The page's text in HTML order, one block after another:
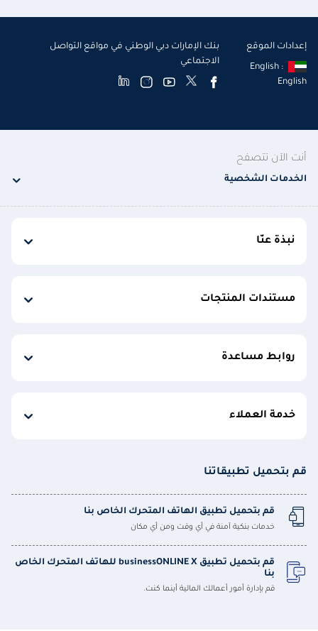
إعدادات الموقع
English :
English
بنك الإمارات دبي الوطني في مواقع التواصل
الاجتماعي
أنت الآن تتصفح
الخدمات الشخصية
نبذة عنّا
مستندات المنتجات
روابط مساعدة
خدمة العملاء
قم بتحميل تطبيقاتنا
قم بتحميل تطبيق الهاتف المتحرك الخاص بنا
خدمات بنكية آمنة في أي وقت ومن أي مكان
قم بتحميل تطبيق businessONLINE X للهاتف المتحرك الخاص
بنا
قم بإدارة أمور أعمالك المالية أينما كنت.